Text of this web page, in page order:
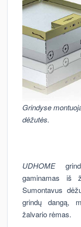
Grindyse
dėžutės.
UDHOME
gaminamas iš
Sumontavus
grindų dangą,
žalvario rėmas.